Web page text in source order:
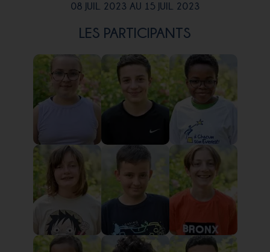
08 JUIL. 2023 AU 15 JUIL. 2023
LES PARTICIPANTS